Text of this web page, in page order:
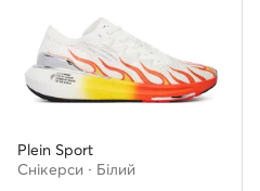
Plein Sport
Снікерcи · Білий